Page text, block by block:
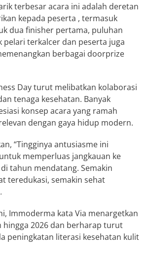
terbesar acara ini adalah deretan
kepada peserta , termasuk
dua finisher pertama, puluhan
terkalcer dan peserta juga
berbagai doorprize
Day turut melibatkan kolaborasi
tenaga kesehatan. Banyak
konsep acara yang ramah
dengan gaya hidup modern.
“Tingginya antusiasme ini
memperluas jangkauan ke
tahun mendatang. Semakin
teredukasi, semakin sehat
Immoderma kata Via menargetkan
hingga 2026 dan berharap turut
peningkatan literasi kesehatan kulit